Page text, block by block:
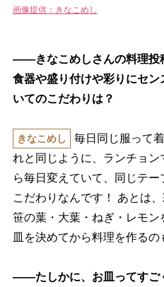
画像提供：きなこめし
――きなこめしさんの料理投
食器や盛り付けや彩りにセ
いてのこだわりは？
きなこめし
毎日同じ服って
れと同じように、ランチョ
ら毎日変えていて、同じテ
こだわりなんです！ あとは
笹の葉・大葉・ねぎ・レモ
皿を決めてから料理を作るの
――たしかに、お皿ってすご